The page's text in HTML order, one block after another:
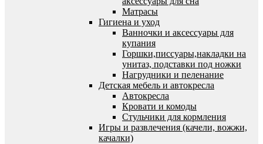
Матрасы
Гигиена и уход
Ванночки и аксессуары для
купания
Горшки,писсуары,накладки на
унитаз, подставки под ножки
Нагрудники и пеленание
Детская мебель и автокресла
Автокресла
Кровати и комоды
Стульчики для кормления
Игры и развлечения (качели, вожжи,
качалки)